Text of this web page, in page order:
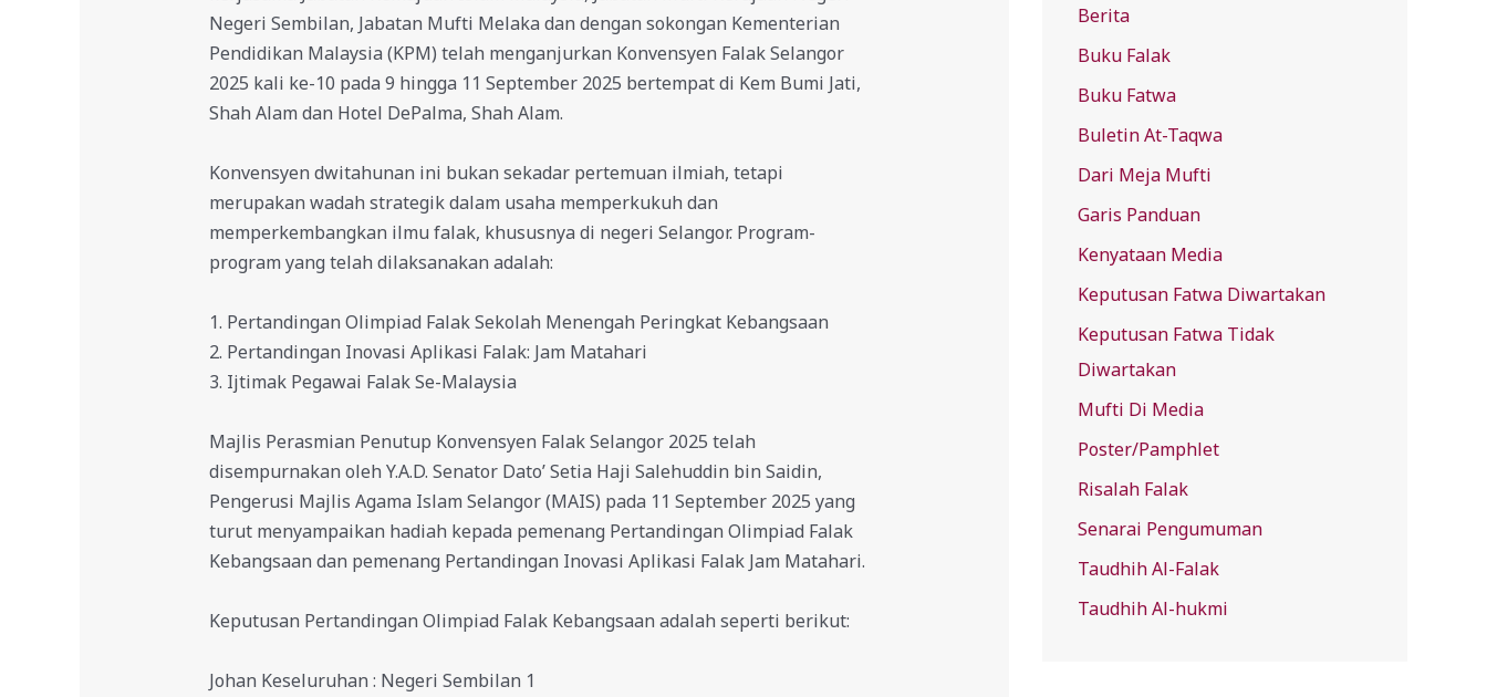
Negeri Sembilan, Jabatan Mufti Melaka dan dengan sokongan Kementerian
Pendidikan Malaysia (KPM) telah menganjurkan Konvensyen Falak Selangor
2025 kali ke-10 pada 9 hingga 11 September 2025 bertempat di Kem Bumi Jati,
Shah Alam dan Hotel DePalma, Shah Alam.
Konvensyen dwitahunan ini bukan sekadar pertemuan ilmiah, tetapi
merupakan wadah strategik dalam usaha memperkukuh dan
memperkembangkan ilmu falak, khususnya di negeri Selangor. Program-
program yang telah dilaksanakan adalah:
1. Pertandingan Olimpiad Falak Sekolah Menengah Peringkat Kebangsaan
2. Pertandingan Inovasi Aplikasi Falak: Jam Matahari
3. Ijtimak Pegawai Falak Se-Malaysia
Majlis Perasmian Penutup Konvensyen Falak Selangor 2025 telah
disempurnakan oleh Y.A.D. Senator Dato’ Setia Haji Salehuddin bin Saidin,
Pengerusi Majlis Agama Islam Selangor (MAIS) pada 11 September 2025 yang
turut menyampaikan hadiah kepada pemenang Pertandingan Olimpiad Falak
Kebangsaan dan pemenang Pertandingan Inovasi Aplikasi Falak Jam Matahari.
Keputusan Pertandingan Olimpiad Falak Kebangsaan adalah seperti berikut:
Johan Keseluruhan : Negeri Sembilan 1
f
o
r
:
Berita
Buku Falak
Buku Fatwa
Buletin At-Taqwa
Dari Meja Mufti
Garis Panduan
Kenyataan Media
Keputusan Fatwa Diwartakan
Keputusan Fatwa Tidak
Diwartakan
Mufti Di Media
Poster/Pamphlet
Risalah Falak
Senarai Pengumuman
Taudhih Al-Falak
Taudhih Al-hukmi